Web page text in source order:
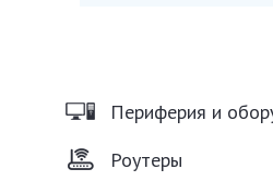
Периферия и
Роутеры